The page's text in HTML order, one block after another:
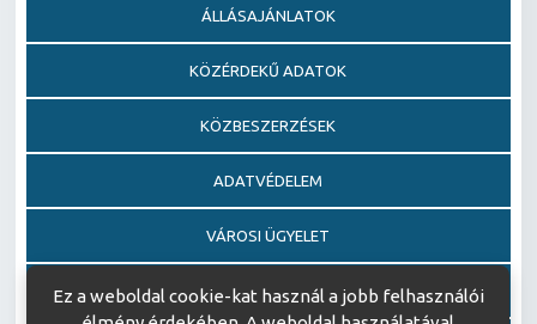
ÁLLÁSAJÁNLATOK
KÖZÉRDEKŰ ADATOK
KÖZBESZERZÉSEK
ADATVÉDELEM
VÁROSI ÜGYELET
EGÉSZSÉGFEJLESZTŐ KÓRHÁZ DÍJ PÁLYÁZAT
Ez a weboldal cookie-kat használ a jobb felhasználói